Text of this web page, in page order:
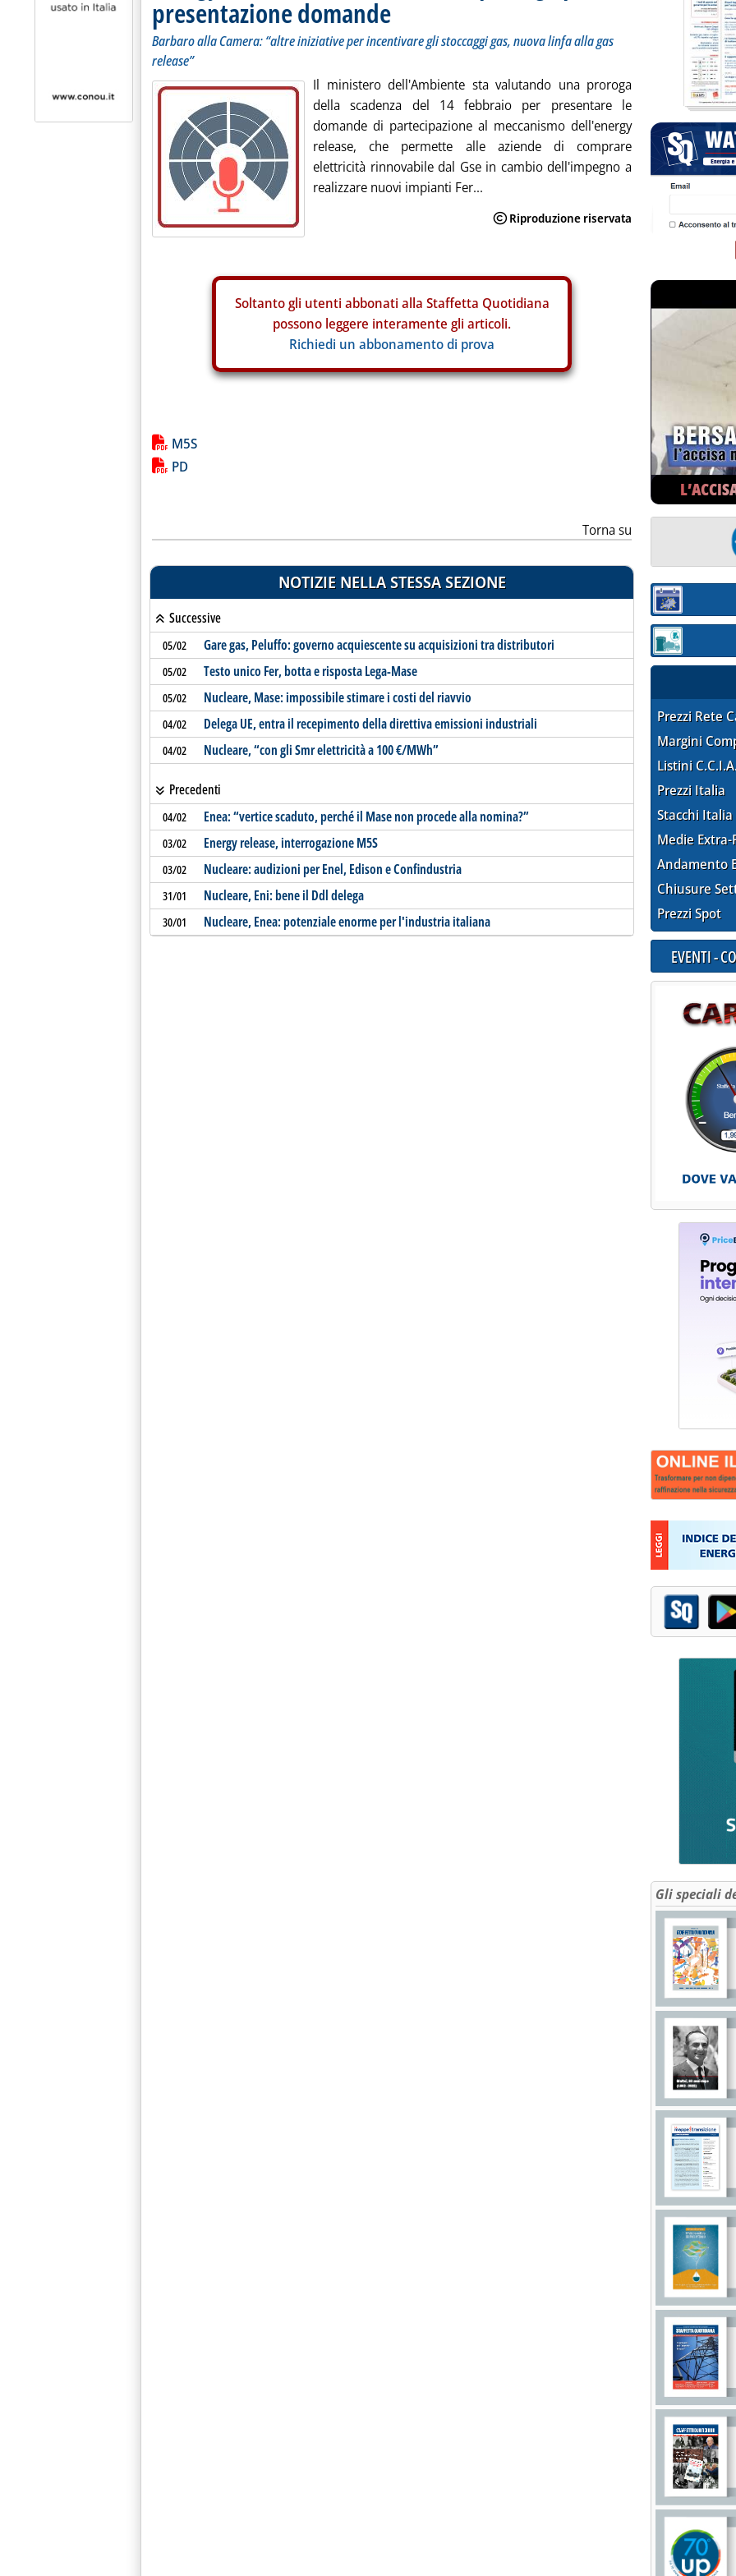
presentazione domande
Barbaro alla Camera: “altre iniziative per incentivare gli stoccaggi gas, nuova linfa alla gas
release”
Il ministero dell'Ambiente sta valutando una proroga
della scadenza del 14 febbraio per presentare le
domande di partecipazione al meccanismo dell'energy
release, che permette alle aziende di comprare
elettricità rinnovabile dal Gse in cambio dell'impegno a
realizzare nuovi impianti Fer...
Soltanto gli utenti abbonati alla Staffetta Quotidiana
possono leggere interamente gli articoli.
Richiedi un abbonamento di prova
Lista allegati PDF alla notizia
M5S
PD
Torna su
NOTIZIE NELLA STESSA SEZIONE
Successive
05/02 Gare gas, Peluffo: governo acquiescente su acquisizioni tra distributori
05/02 Testo unico Fer, botta e risposta Lega-Mase
05/02 Nucleare, Mase: impossibile stimare i costi del riavvio
04/02 Delega UE, entra il recepimento della direttiva emissioni industriali
04/02 Nucleare, “con gli Smr elettricità a 100 €/MWh”
Precedenti
04/02 Enea: “vertice scaduto, perché il Mase non procede alla nomina?”
03/02 Energy release, interrogazione M5S
03/02 Nucleare: audizioni per Enel, Edison e Confindustria
31/01 Nucleare, Eni: bene il Ddl delega
30/01 Nucleare, Enea: potenziale enorme per l'industria italiana
Sezione:
Sezione:
Prezzi Rete
Margini
Listini
Prezzi Italia
Stacchi Italia
Medie Extra-
Andamento
Chiusure
Prezzi Spot
EVENTI -
Gli speciali